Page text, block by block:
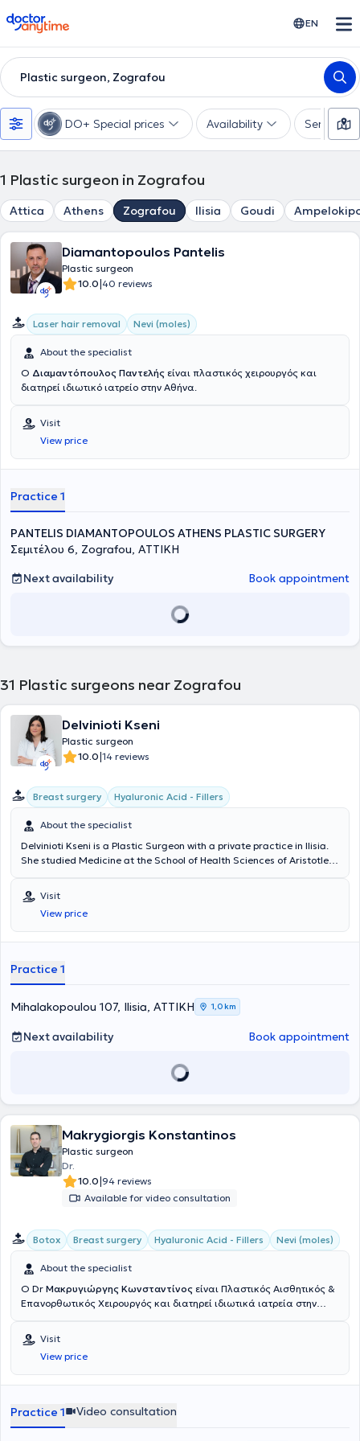
doctoranytime EN
Plastic surgeon, Zografou
DO+ Special prices Availability Services
1 Plastic surgeon in Zografou
Attica Athens Zografou Ilisia Goudi
Diamantopoulos Pantelis
Plastic surgeon
10.0|40 reviews
Laser hair removal Nevi (moles)
About the specialist
Ο Διαμαντόπουλος Παντελής είναι πλαστικός χειρουργός και
διατηρεί ιδιωτικό ιατρείο στην Αθήνα.
Visit
View price
Practice 1
PANTELIS DIAMANTOPOULOS ATHENS PLASTIC SURGERY
Σεμιτέλου 6, Zografou, ΑΤΤΙΚΗ
Next availability
Book appointment
31 Plastic surgeons near Zografou
Delvinioti Kseni
Plastic surgeon
10.0|14 reviews
Breast surgery Hyaluronic Acid - Fillers
About the specialist
Delvinioti Kseni is a Plastic Surgeon with a private practice in Ilisia.
She studied Medicine at the School of Health Sciences of Aristotle
Plastic, Reconstructive, and Aesthetic Surgery from the Medical
Association of Berlin. She specialized and worked in clinics in
Germany, where she gained significant clinical experience and
training. Additionally, she specializes in liposuction, breast surgery,
Visit
View price
Practice 1
Mihalakopoulou 107, Ilisia, ΑΤΤΙΚΗ 1,0 km
Next availability Book appointment
Makrygiorgis Konstantinos
Plastic surgeon
Dr.
10.0|94 reviews
Available for video consultation
Botox Breast surgery Hyaluronic Acid - Fillers Nevi (moles)
About the specialist
Ο Dr Μακρυγιώργης Κωνσταντίνος είναι Πλαστικός Αισθητικός &
Επανορθωτικός Χειρουργός και διατηρεί ιδιωτικά ιατρεία στην
Καποδιστριακού Πανεπιστημίου Αθηνών. Υπηρέτησε στην Εθνική
Φρουρά Κύπρου, διατελώντας καθήκοντα ιατρού στο 106 ΣΝΕ
Λευκωσίας και εν συνεχεία, διορίστηκε αγροτικός ιατρός στο Γενικό
Νοσοκομείο Πύργου Ηλείας. Ειδικεύτηκε στη Χειρουργική Κλινική
ως βοηθός της κλινικής Πλαστικής Χειρουργικής για δύο χρόνια.
Ύστερα, μετέβη στο Ηνωμένο Βασίλειο όπου μετεκπαιδεύτηκε στο στο
Visit
View price
Practice 1 Video consultation